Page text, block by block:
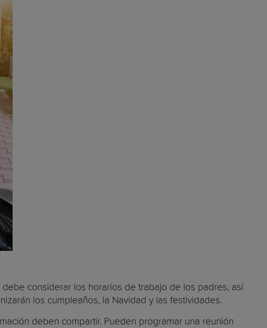
considerar los horarios de trabajo de los padres, así
los cumpleaños, la Navidad y las festividades.
deben compartir. Pueden programar una reunión